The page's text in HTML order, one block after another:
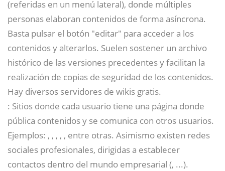
(referidas en un menú lateral), donde múltiples
personas elaboran contenidos de forma asíncrona.
Basta pulsar el botón "editar" para acceder a los
contenidos y alterarlos. Suelen sostener un archivo
histórico de las versiones precedentes y facilitan la
realización de copias de seguridad de los contenidos.
Hay diversos servidores de wikis gratis.
: Sitios donde cada usuario tiene una página donde
pública contenidos y se comunica con otros usuarios.
Ejemplos: , , , , , entre otras. Asimismo existen redes
sociales profesionales, dirigidas a establecer
contactos dentro del mundo empresarial (, ...).